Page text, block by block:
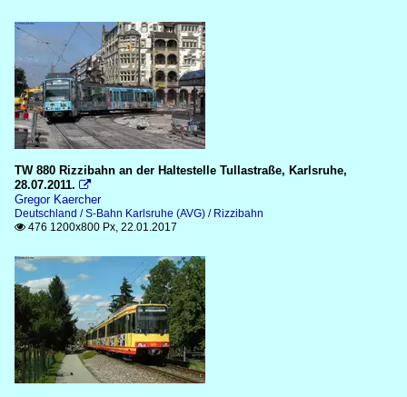
TW 880 Rizzibahn an der Haltestelle Tullastraße, Karlsruhe,
28.07.2011. 
Gregor Kaercher
Deutschland / S-Bahn Karlsruhe (AVG) / Rizzibahn
 476 1200x800 Px, 22.01.2017